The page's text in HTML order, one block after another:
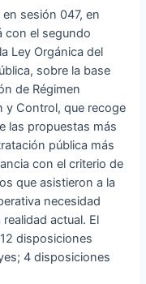
sesión 047, en
con el segundo
Ley Orgánica del
sobre la base
de Régimen
y Control, que recoge
las propuestas más
pública más
con el criterio de
que asistieron a la
necesidad
actual. El
disposiciones
4 disposiciones